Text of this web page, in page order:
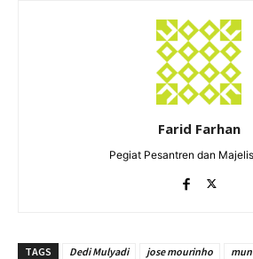
Farid Farhan
Pegiat Pesantren dan
TAGS Dedi Mulyadi jose mourinho